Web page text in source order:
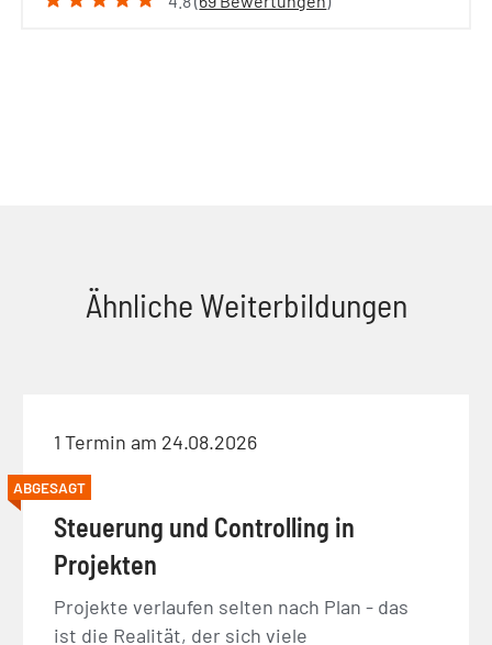
Ähnliche Weiterbildungen
1 Termin am 24.08.2026
ABGESAGT
Steuerung und Controlling in
Projekten
Projekte verlaufen selten nach Plan - das
ist die Realität, der sich viele